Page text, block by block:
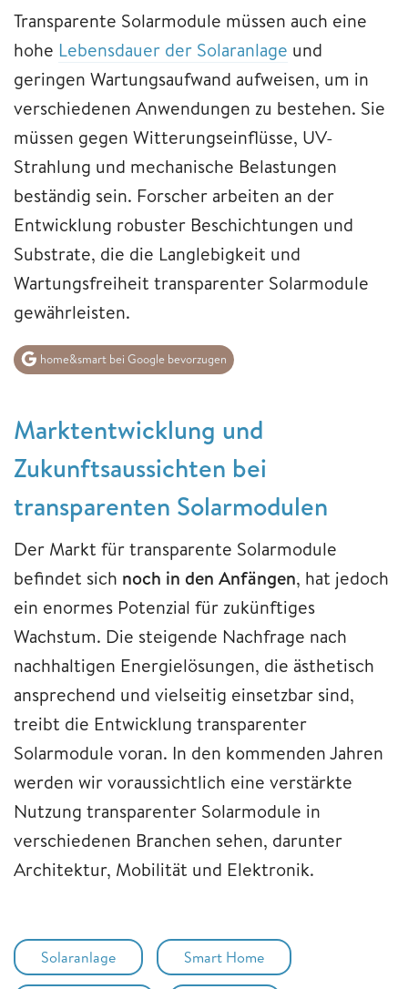
Transparente Solarmodule müssen auch eine
hohe Lebensdauer der Solaranlage und
geringen Wartungsaufwand aufweisen, um in
verschiedenen Anwendungen zu bestehen. Sie
müssen gegen Witterungseinflüsse, UV-
Strahlung und mechanische Belastungen
beständig sein. Forscher arbeiten an der
Entwicklung robuster Beschichtungen und
Substrate, die die Langlebigkeit und
Wartungsfreiheit transparenter Solarmodule
gewährleisten.
home&smart bei Google bevorzugen
Marktentwicklung und
Zukunftsaussichten bei
transparenten Solarmodulen
Der Markt für transparente Solarmodule
befindet sich noch in den Anfängen, hat jedoch
ein enormes Potenzial für zukünftiges
Wachstum. Die steigende Nachfrage nach
nachhaltigen Energielösungen, die ästhetisch
ansprechend und vielseitig einsetzbar sind,
treibt die Entwicklung transparenter
Solarmodule voran. In den kommenden Jahren
werden wir voraussichtlich eine verstärkte
Nutzung transparenter Solarmodule in
verschiedenen Branchen sehen, darunter
Architektur, Mobilität und Elektronik.
Solaranlage Smart Home